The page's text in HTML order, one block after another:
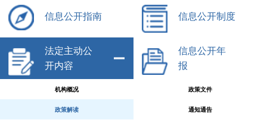
信息公开指南 信息公开制度
法定主动公
开内容
机构概况 政策文件
政策解读 通知通告
信息公开年
报